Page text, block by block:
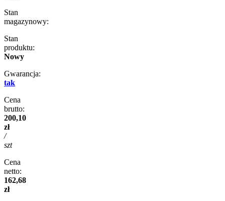
Stan
magazynowy:
Stan
produktu:
Nowy
Gwarancja:
tak
Cena
brutto:
200,10
zł
/
szt
Cena
netto:
162,68
zł